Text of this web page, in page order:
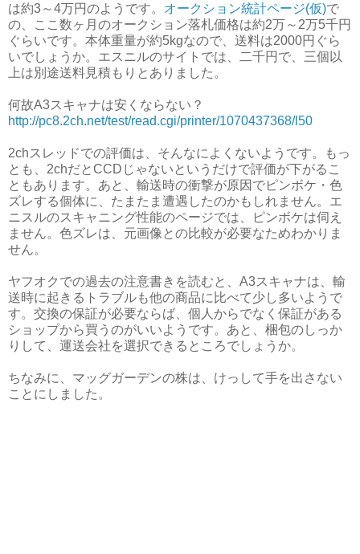
は約3～4万円のようです。 オークション統計ページ(仮)で
の、ここ数ヶ月のオークション落札価格は約2万～2万5千円
ぐらいです。本体重量が約5kgなので、送料は2000円ぐら
いでしょうか。エスニルのサイトでは、二千円で、三個以
上は別途送料見積もりとありました。
何故A3スキャナは安くならない？
http://pc8.2ch.net/test/read.cgi/printer/1070437368/l50
2chスレッドでの評価は、そんなによくないようです。もっ
とも、2chだとCCDじゃないというだけで評価が下がるこ
ともあります。あと、輸送時の衝撃が原因でピンボケ・色
ズレする個体に、たまたま遭遇したのかもしれません。エ
ニスルのスキャニング性能のページでは、ピンボケは伺え
ません。色ズレは、元画像との比較が必要なためわかりま
せん。
ヤフオクでの過去の注意書きを読むと、A3スキャナは、輸
送時に起きるトラブルも他の商品に比べて少し多いようで
す。交換の保証が必要ならば、個人からでなく保証がある
ショップから買うのがいいようです。あと、梱包のしっか
りして、運送会社を選択できるところでしょうか。
ちなみに、マッグガーデンの株は、けっして手を出さない
ことにしました。